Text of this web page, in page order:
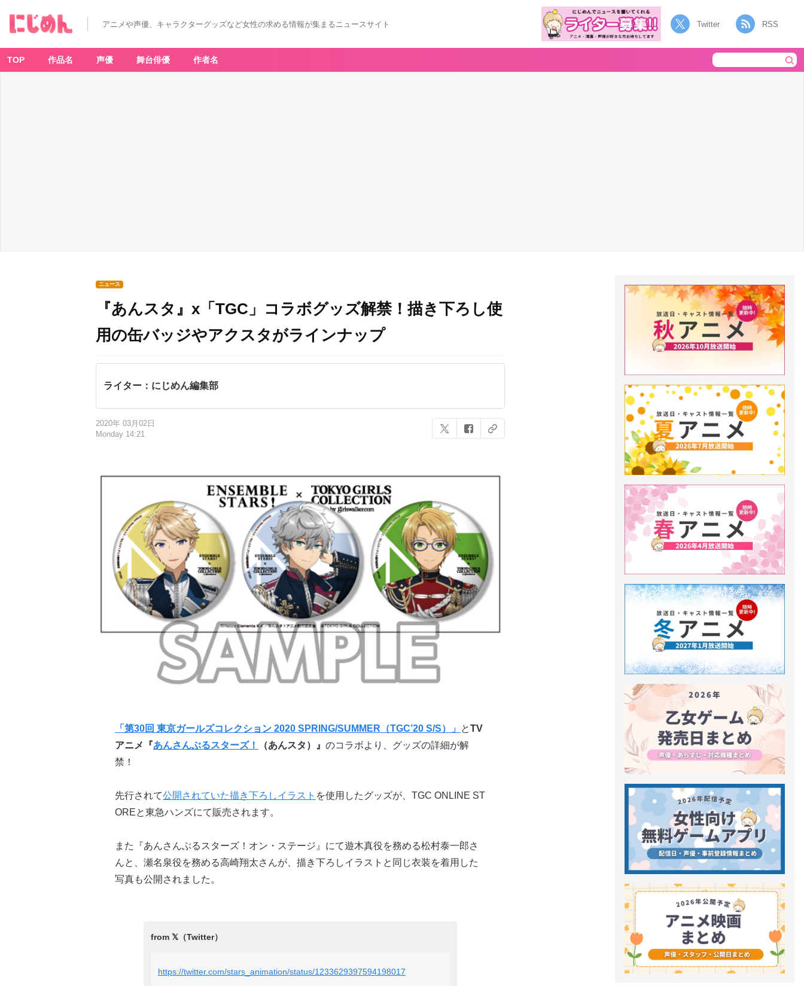
アニメや声優、キャラクターグッズなど女性の求める情報が集まるニュースサイト Twitter RSS
TOP 作品名 声優 舞台俳優 作者名
ニュース
『あんスタ』x「TGC」コラボグッズ解禁！描き下ろし使
用の缶バッジやアクスタがラインナップ
ライター：にじめん編集部
2020年 03月02日
Monday 14:21
「第30回 東京ガールズコレクション 2020 SPRING/SUMMER（TGC’20 S/S）」 とTV
アニメ『あんさんぶるスターズ！ （あんスタ）』 のコラボより、グッズの詳細が解
禁！
先行されて公開されていた描き下ろしイラスト を使用したグッズが、TGC ONLINE ST
OREと東急ハンズにて販売されます。
また『あんさんぶるスターズ！オン・ステージ』にて遊木真役を務める松村泰一郎さ
んと、瀬名泉役を務める高崎翔太さんが、描き下ろしイラストと同じ衣装を着用した
写真も公開されました。
https://twitter.com/stars_animation/status/1233629397594198017